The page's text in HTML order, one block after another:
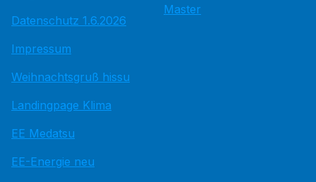
Datenschutz 1.6.2026
Impressum
Weihnachtsgruß hissu
Landingpage Klima
EE Medatsu
EE-Energie neu
Master